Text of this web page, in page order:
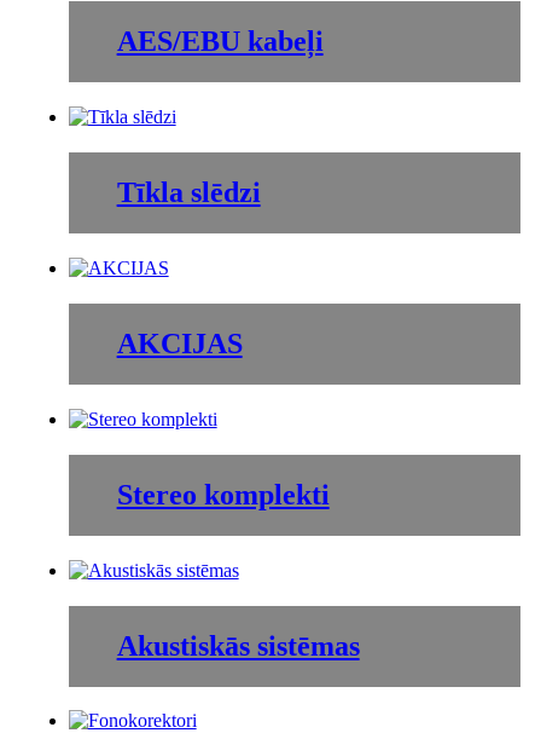
AES/EBU kabeļi
Tīkla slēdzi
AKCIJAS
Stereo komplekti
Akustiskās sistēmas